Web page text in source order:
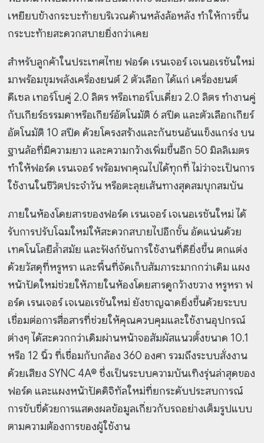
เหยียบข้างกระบะท้ายบริเวณด้านหลังล้อหลัง ทำให้การขึ้น
กระบะท้ายสะดวกสบายยิ่งกว่าเคย
สำหรับลูกค้าในประเทศไทย ฟอร์ด เรนเจอร์ เจเนอเรชันใหม่
มาพร้อมขุมพลังเครื่องยนต์ 2 ตัวเลือก ได้แก่ เครื่องยนต์
ดีเซล เทอร์โบคู่ 2.0 ลิตร หรือเทอร์โบเดี่ยว 2.0 ลิตร ทำงานคู่
กับเกียร์ธรรมดาหรือเกียร์อัตโนมัติ 6 สปีด และตัวเลือกเกียร์
อัตโนมัติ 10 สปีด ด้วยโครงสร้างและกันชนอันแข็งแกร่ง บน
ฐานล้อที่มีความยาว และความกว้างเพิ่มขึ้นอีก 50 มิลลิเมตร
ทำให้ฟอร์ด เรนเจอร์ พร้อมพาคุณไปได้ทุกที่ ไม่ว่าจะเป็นการ
ใช้งานในชีวิตประจำวัน หรือตะลุยเส้นทางสุดสมบุกสมบัน
ภายในห้องโดยสารของฟอร์ด เรนเจอร์ เจเนอเรชันใหม่ ได้
รับการปรับโฉมใหม่ให้สะดวกสบายไปอีกขั้น อัดแน่นด้วย
เทคโนโลยีล้ำสมัย และฟังก์ชันการใช้งานที่ดียิ่งขึ้น ตกแต่ง
ด้วยวัสดุที่หรูหรา และพื้นที่จัดเก็บสัมภาระมากกว่าเดิม แผง
หน้าปัดใหม่ช่วยให้ภายในห้องโดยสารดูกว้างขวาง หรูหรา ฟ
อร์ด เรนเจอร์ เจเนอเรชันใหม่ ยังชาญฉาดยิ่งขึ้นด้วยระบบ
เชื่อมต่อการสื่อสารที่ช่วยให้คุณควบคุมและใช้งานอุปกรณ์
ต่างๆ ได้สะดวกกว่าเดิมผ่านหน้าจอสัมผัสแนวตั้งขนาด 10.1
หรือ 12 นิ้ว ที่เชื่อมกับกล้อง 360 องศา รวมถึงระบบสั่งงาน
ด้วยเสียง SYNC 4A® ซึ่งเป็นระบบความบันเทิงรุ่นล่าสุดของ
ฟอร์ด และแผงหน้าปัดดิจิทัลใหม่ที่ยกระดับประสบการณ์
การขับขี่ด้วยการแสดงผลข้อมูลเกี่ยวกับรถอย่างเต็มรูปแบบ
ตามความต้องการของผู้ใช้งาน